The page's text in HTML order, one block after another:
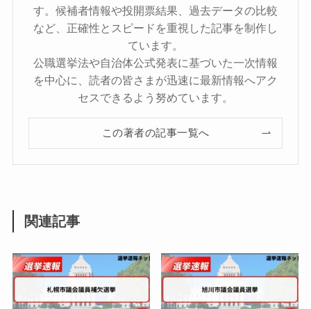
す。候補者情報や投開票結果、過去データの比較
など、正確性とスピードを重視した記事を制作し
ています。
公職選挙法や自治体公式発表に基づいた一次情報
を中心に、読者の皆さまが迅速に最新情報へアク
セスできるよう努めています。
この著者の記事一覧へ
関連記事